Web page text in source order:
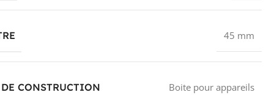
45 mm
CONSTRUCTION Boite pour appareils